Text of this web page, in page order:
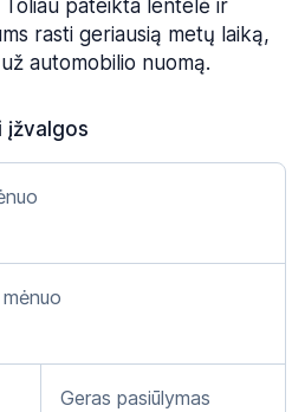
pateikta lentelė ir
rasti geriausią metų laiką,
automobilio nuomą.
įžvalgos
Geras pasiūlymas